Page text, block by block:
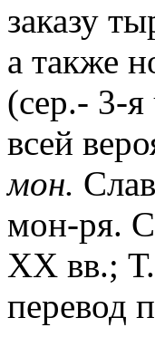
заказу
а также
(сер.- 3-
всей
мон.
мон-ря.
XX вв.;
перевод